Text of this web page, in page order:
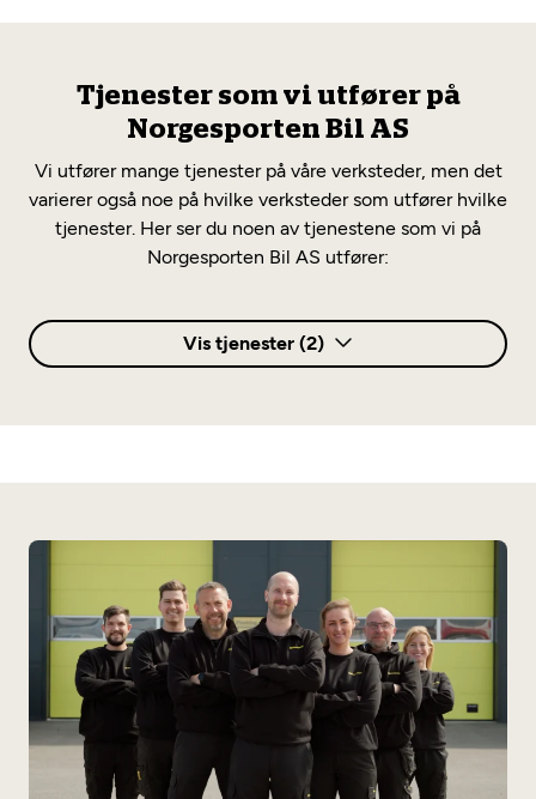
Tjenester som vi utfører på
Norgesporten Bil AS
Vi utfører mange tjenester på våre verksteder, men det
varierer også noe på hvilke verksteder som utfører hvilke
tjenester. Her ser du noen av tjenestene som vi på
Norgesporten Bil AS utfører:
Vis tjenester (2)
Flåteverksted